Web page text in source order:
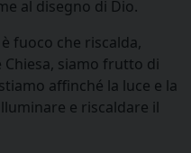
al disegno di Dio.
fuoco che riscalda,
siamo frutto di
affinché la luce e la
e riscaldare il